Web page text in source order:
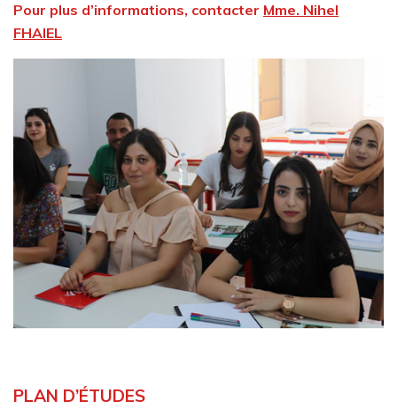
Pour plus d’informations, contacter Mme. Nihel
FHAIEL
PLAN D’ÉTUDES